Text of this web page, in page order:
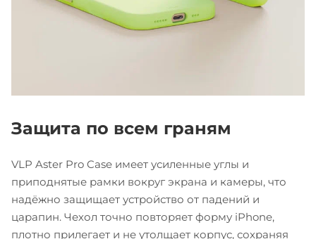
Защита по всем граням
VLP Aster Pro Case имеет усиленные углы и
приподнятые рамки вокруг экрана и камеры, что
надёжно защищает устройство от падений и
царапин. Чехол точно повторяет форму iPhone,
плотно прилегает и не утолщает корпус, сохраняя